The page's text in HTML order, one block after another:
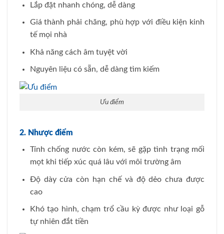
Lắp đặt nhanh chóng, dễ dàng
Giá thành phải chăng, phù hợp với điều kiện kinh
tế mọi nhà
Khả năng cách âm tuyệt vời
Nguyên liệu có sẵn, dễ dàng tìm kiếm
Ưu điểm
2. Nhược điểm
Tính chống nước còn kém, sẽ gặp tình trạng mối
mọt khi tiếp xúc quá lâu với môi trường âm
Độ dày cửa còn hạn chế và độ dẻo chưa được
cao
Khó tạo hình, chạm trổ cầu kỳ được như loại gỗ
tự nhiên đắt tiền